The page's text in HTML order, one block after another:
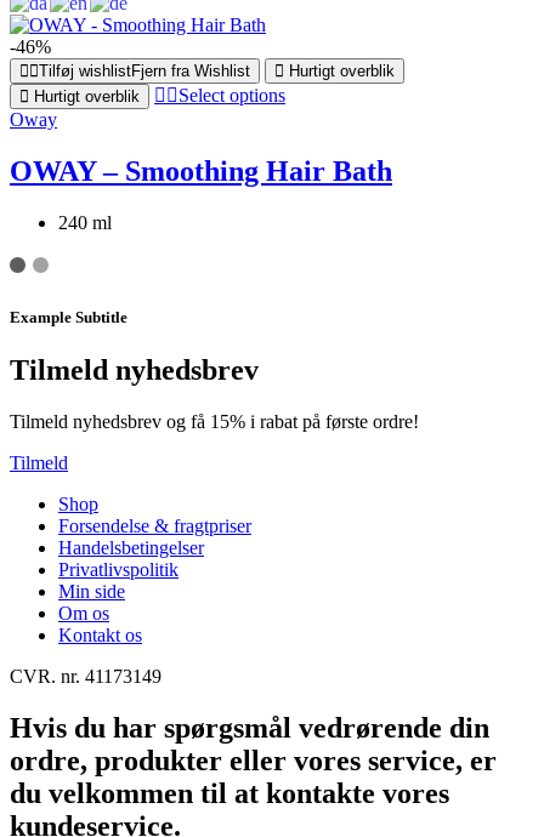
-46%
Tilføj wishlistFjern fra Wishlist
Hurtigt overblik
Hurtigt overblik
Select options
Oway
OWAY – Smoothing Hair Bath
240 ml
Example Subtitle
Tilmeld nyhedsbrev
Tilmeld nyhedsbrev og få 15% i rabat på første ordre!
Tilmeld
Shop
Forsendelse & fragtpriser
Handelsbetingelser
Privatlivspolitik
Min side
Om os
Kontakt os
CVR. nr. 41173149
Hvis du har spørgsmål vedrørende din
ordre, produkter eller vores service, er
du velkommen til at kontakte vores
kundeservice.